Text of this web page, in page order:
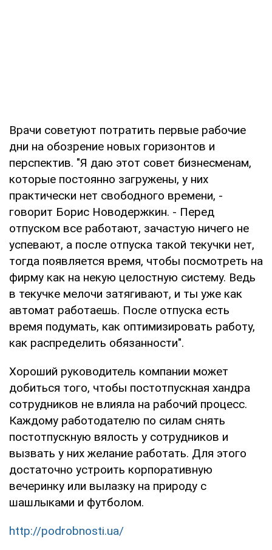
Врачи советуют потратить первые рабочие
дни на обозрение новых горизонтов и
перспектив. "Я даю этот совет бизнесменам,
которые постоянно загружены, у них
практически нет свободного времени, -
говорит Борис Новодержкин. - Перед
отпуском все работают, зачастую ничего не
успевают, а после отпуска такой текучки нет,
тогда появляется время, чтобы посмотреть на
фирму как на некую целостную систему. Ведь
в текучке мелочи затягивают, и ты уже как
автомат работаешь. После отпуска есть
время подумать, как оптимизировать работу,
как распределить обязанности".
Хороший руководитель компании может
добиться того, чтобы постотпускная хандра
сотрудников не влияла на рабочий процесс.
Каждому работодателю по силам снять
постотпускную вялость у сотрудников и
вызвать у них желание работать. Для этого
достаточно устроить корпоративную
вечеринку или вылазку на природу с
шашлыками и футболом.
http://podrobnosti.ua/